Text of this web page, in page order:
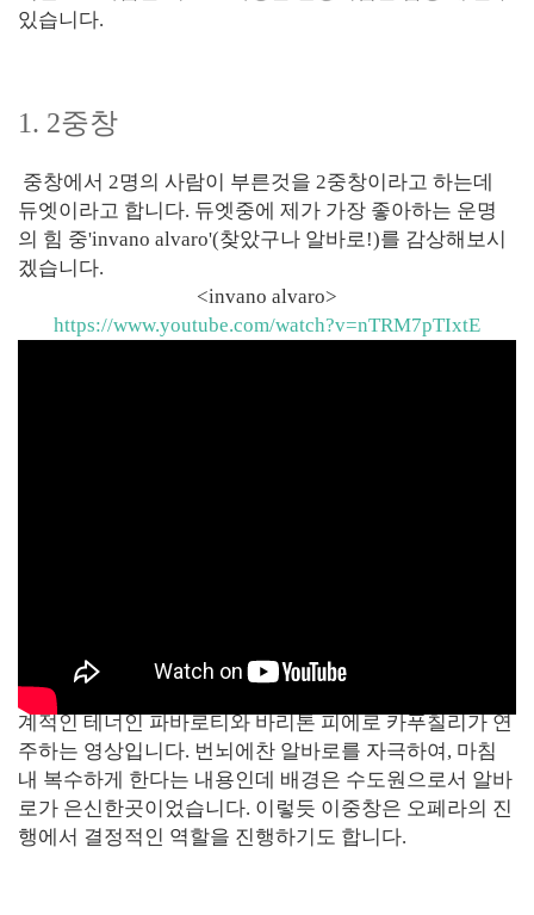
있습니다.
1. 2중창
중창에서 2명의 사람이 부른것을 2중창이라고 하는데
듀엣이라고 합니다. 듀엣중에 제가 가장 좋아하는 운명
의 힘 중'invano alvaro'(찾았구나 알바로!)를 감상해보시
겠습니다.
<invano alvaro>
https://www.youtube.com/watch?v=nTRM7pTIxtE
오페라 운명의 힘 피날레 전에 나오는 이중창으로서, 세
계적인 테너인 파바로티와 바리톤 피에로 카푸칠리가 연
주하는 영상입니다. 번뇌에찬 알바로를 자극하여, 마침
내 복수하게 한다는 내용인데 배경은 수도원으로서 알바
로가 은신한곳이었습니다. 이렇듯 이중창은 오페라의 진
행에서 결정적인 역할을 진행하기도 합니다.